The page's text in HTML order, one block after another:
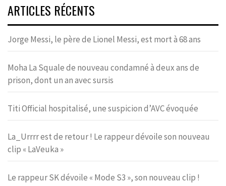
ARTICLES RÉCENTS
Jorge Messi, le père de Lionel Messi, est mort à 68 ans
Moha La Squale de nouveau condamné à deux ans de
prison, dont un an avec sursis
Titi Official hospitalisé, une suspicion d’AVC évoquée
La_Urrrr est de retour ! Le rappeur dévoile son nouveau
clip « LaVeuka »
Le rappeur SK dévoile « Mode S3 », son nouveau clip !